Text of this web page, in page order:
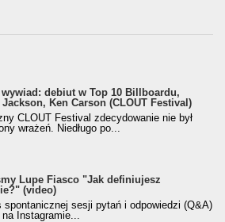
wywiad: debiut w Top 10 Billboardu,
Jackson, Ken Carson (CLOUT Festival)
CLOUT Festival zdecydowanie nie był
wrażeń. Niedługo po...
Lupe Fiasco "Jak definiujesz
(video)
spontanicznej sesji pytań i odpowiedzi (Q&A)
Instagramie...